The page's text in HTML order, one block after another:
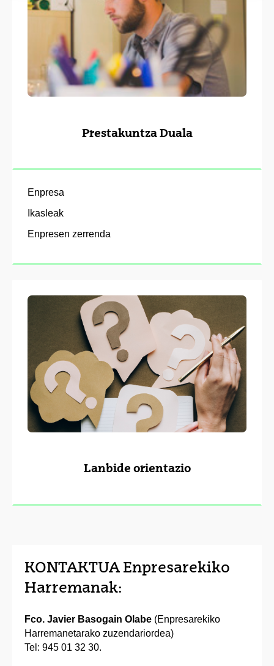
Prestakuntza Duala
Enpresa
Ikasleak
Enpresen zerrenda
Lanbide orientazio
KONTAKTUA Enpresarekiko
Harremanak:
Fco. Javier Basogain Olabe (Enpresarekiko
Harremanetarako zuzendariordea)
Tel: 945 01 32 30.